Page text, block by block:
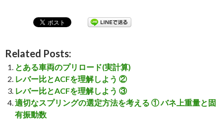
Related Posts:
とある車両のプリロード(実計算)
レバー比とACFを理解しよう ②
レバー比とACFを理解しよう ③
適切なスプリングの選定方法を考える ① バネ上重量と固
有振動数